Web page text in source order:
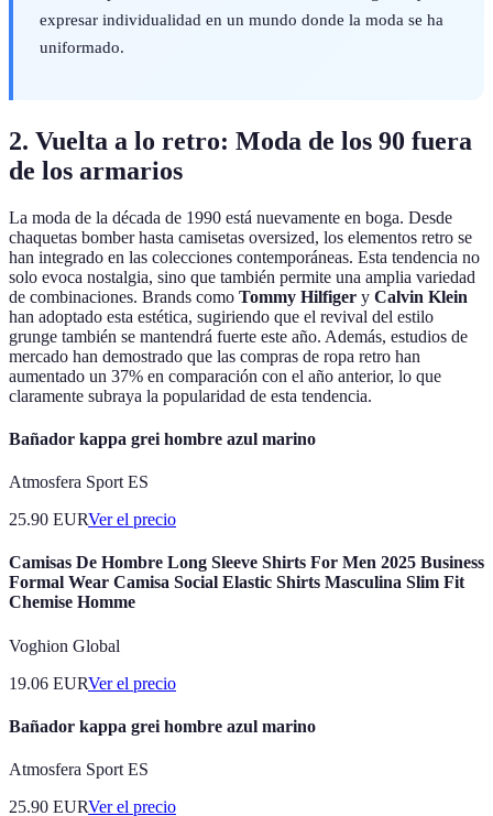
expresar individualidad en un mundo donde la moda se ha
uniformado.
2. Vuelta a lo retro: Moda de los 90 fuera
de los armarios
La moda de la década de 1990 está nuevamente en boga. Desde
chaquetas bomber hasta camisetas oversized, los elementos retro se
han integrado en las colecciones contemporáneas. Esta tendencia no
solo evoca nostalgia, sino que también permite una amplia variedad
de combinaciones. Brands como Tommy Hilfiger y Calvin Klein
han adoptado esta estética, sugiriendo que el revival del estilo
grunge también se mantendrá fuerte este año. Además, estudios de
mercado han demostrado que las compras de ropa retro han
aumentado un 37% en comparación con el año anterior, lo que
claramente subraya la popularidad de esta tendencia.
Bañador kappa grei hombre azul marino
Atmosfera Sport ES
25.90 EURVer el precio
Camisas De Hombre Long Sleeve Shirts For Men 2025 Business
Formal Wear Camisa Social Elastic Shirts Masculina Slim Fit
Chemise Homme
Voghion Global
19.06 EURVer el precio
Bañador kappa grei hombre azul marino
Atmosfera Sport ES
25.90 EURVer el precio